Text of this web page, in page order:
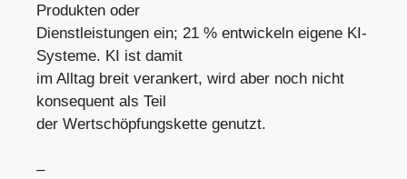
Produkten oder
Dienstleistungen ein; 21 % entwickeln eigene KI-
Systeme. KI ist damit
im Alltag breit verankert, wird aber noch nicht
konsequent als Teil
der Wertschöpfungskette genutzt.
–